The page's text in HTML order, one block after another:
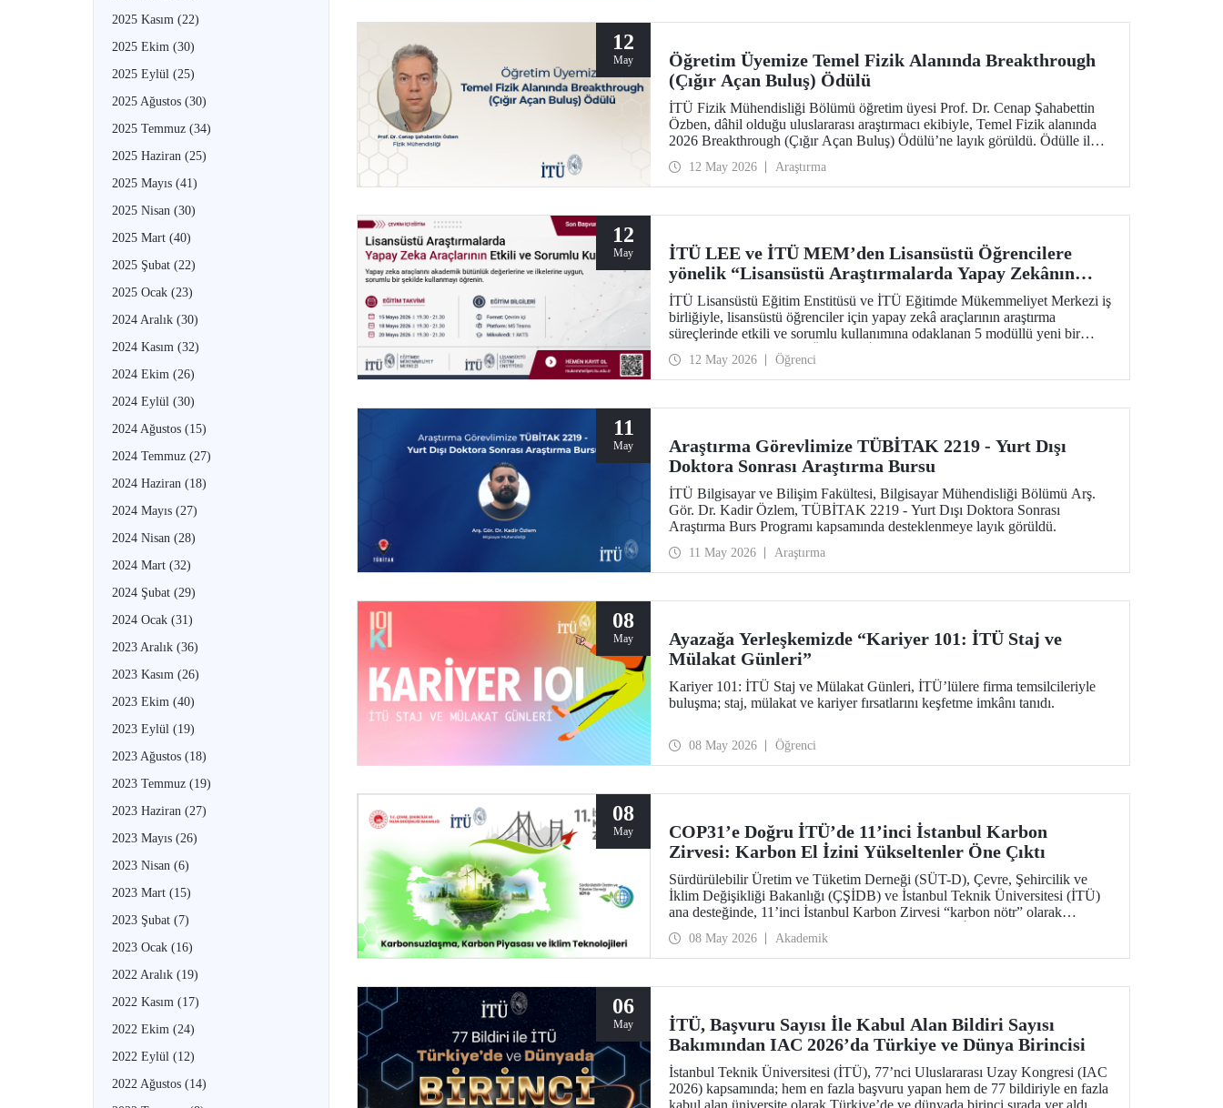
2025 Kasım (22)
2025 Ekim (30)
2025 Eylül (25)
2025 Ağustos (30)
2025 Temmuz (34)
2025 Haziran (25)
2025 Mayıs (41)
2025 Nisan (30)
2025 Mart (40)
2025 Şubat (22)
2025 Ocak (23)
2024 Aralık (30)
2024 Kasım (32)
2024 Ekim (26)
2024 Eylül (30)
2024 Ağustos (15)
2024 Temmuz (27)
2024 Haziran (18)
2024 Mayıs (27)
2024 Nisan (28)
2024 Mart (32)
2024 Şubat (29)
2024 Ocak (31)
2023 Aralık (36)
2023 Kasım (26)
2023 Ekim (40)
2023 Eylül (19)
2023 Ağustos (18)
2023 Temmuz (19)
2023 Haziran (27)
2023 Mayıs (26)
2023 Nisan (6)
2023 Mart (15)
2023 Şubat (7)
2023 Ocak (16)
2022 Aralık (19)
2022 Kasım (17)
2022 Ekim (24)
2022 Eylül (12)
2022 Ağustos (14)
12
May
Öğretim Üyemize Temel Fizik Alanında Breakthrough
(Çığır Açan Buluş) Ödülü
İTÜ Fizik Mühendisliği Bölümü öğretim üyesi Prof. Dr. Cenap Şahabettin
Özben, dâhil olduğu uluslararası araştırmacı ekibiyle, Temel Fizik alanında
2026 Breakthrough (Çığır Açan Buluş) Ödülü’ne layık görüldü. Ödülle ilgili
ötesindeki “yeni fizik” arayışında güçlü bir araç niteliği taşıyor.
12 May 2026 Araştırma
12
May
İTÜ LEE ve İTÜ MEM’den Lisansüstü Öğrencilere
yönelik “Lisansüstü Araştırmalarda Yapay Zekânın
Sorumlu Kullanımı” Eğitim Dizisi
İTÜ Lisansüstü Eğitim Enstitüsü ve İTÜ Eğitimde Mükemmeliyet Merkezi iş
birliğiyle, lisansüstü öğrenciler için yapay zekâ araçlarının araştırma
süreçlerinde etkili ve sorumlu kullanımına odaklanan 5 modüllü yeni bir
eğitim dizisi başlatılıyor. Öğrenme İstasyonu formatında tasarlanan eğitim
dizisinin ilk modülü 15, 18 ve 20 Mayıs 2026 tarihlerinde çevrim içi olarak
gerçekleştirilecek; Modül 2–5 ise 2026–2027 Güz döneminde uygulanacak.
12 May 2026 Öğrenci
11
May
Araştırma Görevlimize TÜBİTAK 2219 - Yurt Dışı
Doktora Sonrası Araştırma Bursu
İTÜ Bilgisayar ve Bilişim Fakültesi, Bilgisayar Mühendisliği Bölümü Arş.
Gör. Dr. Kadir Özlem, TÜBİTAK 2219 - Yurt Dışı Doktora Sonrası
Araştırma Burs Programı kapsamında desteklenmeye layık görüldü.
11 May 2026 Araştırma
08
May
Ayazağa Yerleşkemizde “Kariyer 101: İTÜ Staj ve
Mülakat Günleri”
Kariyer 101: İTÜ Staj ve Mülakat Günleri, İTÜ’lülere firma temsilcileriyle
buluşma; staj, mülakat ve kariyer fırsatlarını keşfetme imkânı tanıdı.
08 May 2026 Öğrenci
08
May
COP31’e Doğru İTÜ’de 11’inci İstanbul Karbon
Zirvesi: Karbon El İzini Yükseltenler Öne Çıktı
Sürdürülebilir Üretim ve Tüketim Derneği (SÜT-D), Çevre, Şehircilik ve
İklim Değişikliği Bakanlığı (ÇŞİDB) ve İstanbul Teknik Üniversitesi (İTÜ)
ana desteğinde, 11’inci İstanbul Karbon Zirvesi “karbon nötr” olarak
temalı zirvede karbon el izi yükselten “karbon kahramanları” ödüllendirildi.
08 May 2026 Akademik
06
May
İTÜ, Başvuru Sayısı İle Kabul Alan Bildiri Sayısı
Bakımından IAC 2026’da Türkiye ve Dünya Birincisi
İstanbul Teknik Üniversitesi (İTÜ), 77’nci Uluslararası Uzay Kongresi (IAC
2026) kapsamında; hem en fazla başvuru yapan hem de 77 bildiriyle en fazla
kabul alan üniversite olarak Türkiye’de ve dünyada birinci sırada yer aldı.